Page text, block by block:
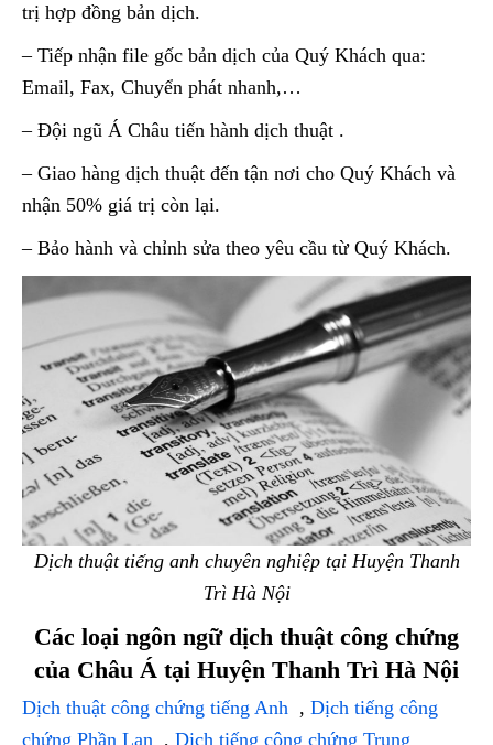
trị hợp đồng bản dịch.
– Tiếp nhận file gốc bản dịch của Quý Khách qua:
Email, Fax, Chuyển phát nhanh,…
– Đội ngũ Á Châu tiến hành dịch thuật .
– Giao hàng dịch thuật đến tận nơi cho Quý Khách và
nhận 50% giá trị còn lại.
– Bảo hành và chỉnh sửa theo yêu cầu từ Quý Khách.
Dịch thuật tiếng anh chuyên nghiệp tại Huyện Thanh
Trì Hà Nội
Các loại ngôn ngữ dịch thuật công chứng
của Châu Á tại Huyện Thanh Trì Hà Nội
Dịch thuật công chứng tiếng Anh , Dịch tiếng công
chứng Phần Lan , Dịch tiếng công chứng Trung